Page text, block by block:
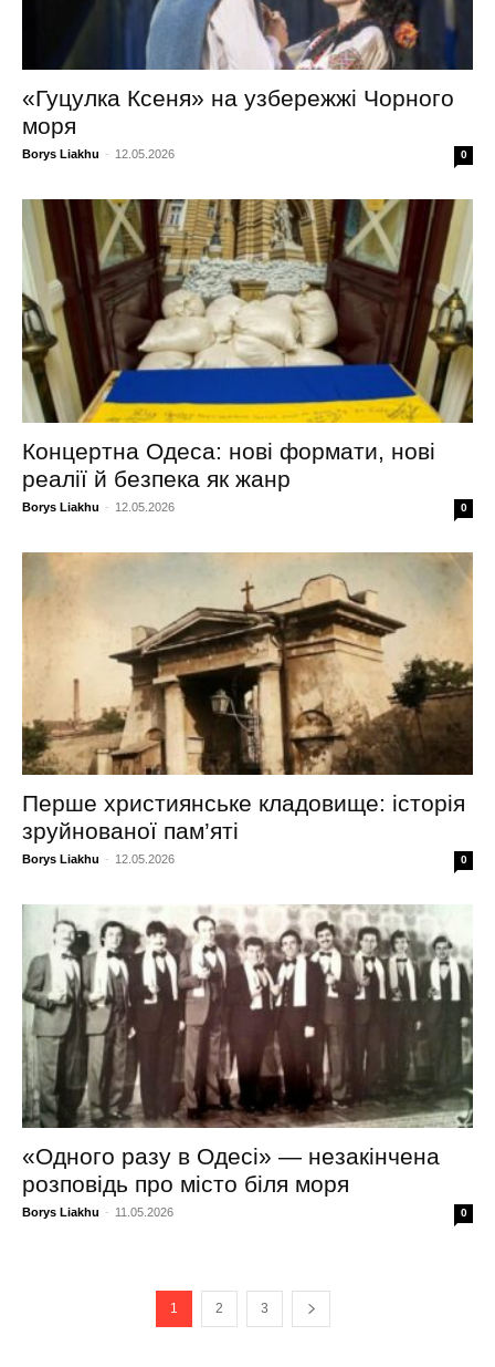
«Гуцулка Ксеня» на узбережжі Чорного
моря
Borys Liakhu - 12.05.2026 0
Концертна Одеса: нові формати, нові
реалії й безпека як жанр
Borys Liakhu - 12.05.2026 0
Перше християнське кладовище: історія
зруйнованої пам’яті
Borys Liakhu - 12.05.2026 0
«Одного разу в Одесі» — незакінчена
розповідь про місто біля моря
Borys Liakhu - 11.05.2026 0
1 2 3